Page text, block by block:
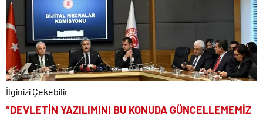
İlginizi Çekebilir
“DEVLETİN YAZILIMINI BU KONUDA GÜNCELLEMEMİZ